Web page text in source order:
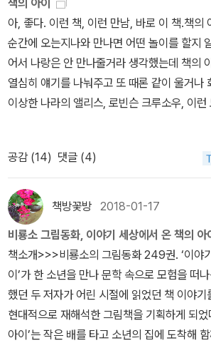
책의 아이
아, 좋다. 이런 책, 이런 만남, 바로 이 책.책의
순간에 오는지나와 만나면 어떤 놀이를 할지
어서 나랑은 안 만나줄거라 생각했는데 책의
열심히 얘기를 나눠주고 또 때론 같이 울거나
이상한 나라의 앨리스, 로빈슨 크루소우, 이런
설들도 (그런데 프루스트는 조금 고민해 본다
오고 책의 집을 짓고 펼친다. 여기, 내 앞에. 여
만났지. 그 유명한 츠타야 서점 타이페이 직
Spectrum. 카페와 휴식공간도 넉넉하고 백
책은 아동복과 장난감 파는 층에. 우리 작가 번
'한국 작가 소설책은 없다'고 단호하게 말하는
한국 관광객이 많이 온다는데 한국 작가들이
한가봐. 국가도서관에는 수험생으로 보이는
컵라면 먹으면서도 열심히 공부한다. 어디나
길게 잊는걸까.
공감 (14) 댓글 (4)
책방꽃방 2018-01-17
비룡소 그림동화, 이야기 세상에서 온 책의
책소개>>>비룡소의 그림동화 249권. ‘이야
이’가 한 소년을 만나 문학 속으로 모험을 떠
했던 두 저자가 어린 시절에 읽었던 책 이야
현대적으로 재해석한 그림책을 기획하게 되었
아이’는 작은 배를 타고 소년의 집에 도착해